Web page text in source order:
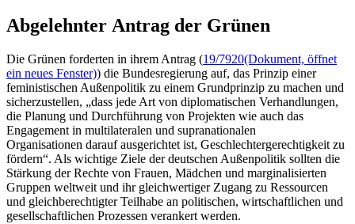
Abgelehnter Antrag der Grünen
Die Grünen forderten in ihrem Antrag (19/7920(Dokument, öffnet
ein neues Fenster)) die Bundesregierung auf, das Prinzip einer
feministischen Außenpolitik zu einem Grundprinzip zu machen und
sicherzustellen, „dass jede Art von diplomatischen Verhandlungen,
die Planung und Durchführung von Projekten wie auch das
Engagement in multilateralen und supranationalen
Organisationen darauf ausgerichtet ist, Geschlechtergerechtigkeit zu
fördern“. Als wichtige Ziele der deutschen Außenpolitik sollten die
Stärkung der Rechte von Frauen, Mädchen und marginalisierten
Gruppen weltweit und ihr gleichwertiger Zugang zu Ressourcen
und gleichberechtigter Teilhabe an politischen, wirtschaftlichen und
gesellschaftlichen Prozessen verankert werden.